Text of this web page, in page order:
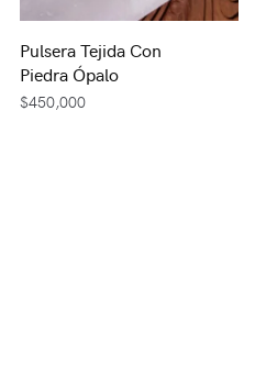
Pulsera Tejida Con
Piedra Ópalo
$450,000